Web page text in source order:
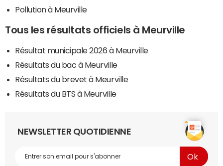
Pollution à Meurville
Tous les résultats officiels à Meurville
Résultat municipale 2026 à Meurville
Résultats du bac à Meurville
Résultats du brevet à Meurville
Résultats du BTS à Meurville
NEWSLETTER QUOTIDIENNE